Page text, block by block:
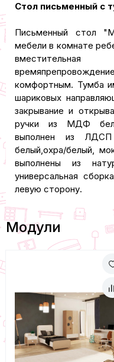
Стол письменный с
Письменный стол
мебели в комнате
комфортным. Тумба
шариковых
закрывание и
ручки из МДФ
выполнен из
белый,охра/белый,
выполнены из
универсальная
левую сторону.
Модули